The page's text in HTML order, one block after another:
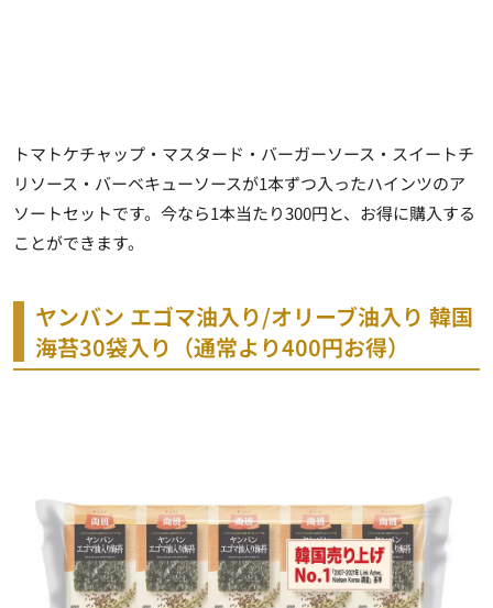
トマトケチャップ・マスタード・バーガーソース・スイートチ
リソース・バーベキューソースが1本ずつ入ったハインツのア
ソートセットです。今なら1本当たり300円と、お得に購入する
ことができます。
ヤンバン エゴマ油入り/オリーブ油入り 韓国
海苔30袋入り（通常より400円お得）